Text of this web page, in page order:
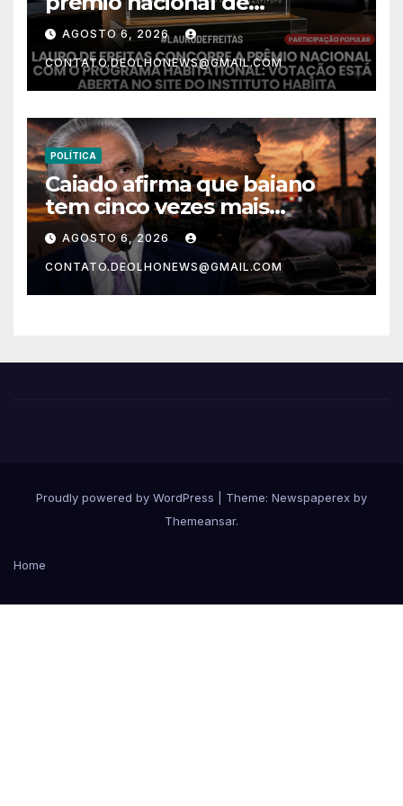
habitação com o projeto “Tá
Rebocado”; votação está
aberta
AGOSTO 6, 2026
CONTATO.DEOLHONEWS@GMAIL.COM
POLÍTICA
Caiado afirma que baiano
tem cinco vezes mais
chances de ser assassinado
do que um morador da
Ucrânia
AGOSTO 6, 2026
CONTATO.DEOLHONEWS@GMAIL.COM
Proudly powered by WordPress
Theme: Newspaperex by
Themeansar.
Home